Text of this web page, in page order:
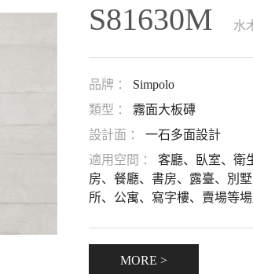
S81630M 水
品牌 ：
Simpolo
類型 ：
霧面大板磚
設計面 ：
一石多面設計
適用空間 ：
客廳、臥室、衛
房、餐廳、書房、露臺、別
所、公寓、寫字樓、賣場等
MORE >